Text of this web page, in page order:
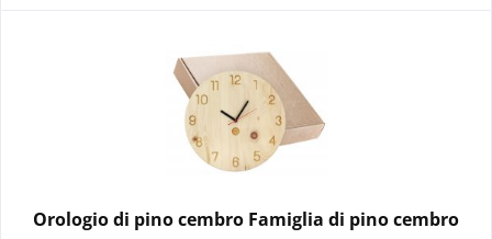
Orologio di pino cembro Famiglia di pino cembro